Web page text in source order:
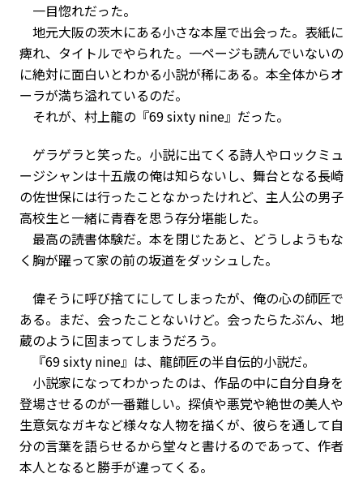
一目惚れだった。
地元大阪の茨木にある小さな本屋で出会った。表紙に
痺れ、タイトルでやられた。一ページも読んでいないの
に絶対に面白いとわかる小説が稀にある。本全体からオ
ーラが満ち溢れているのだ。
それが、村上龍の『69 sixty nine』だった。
ゲラゲラと笑った。小説に出てくる詩人やロックミュ
ージシャンは十五歳の俺は知らないし、舞台となる長崎
の佐世保には行ったことなかったけれど、主人公の男子
高校生と一緒に青春を思う存分堪能した。
最高の読書体験だ。本を閉じたあと、どうしようもな
く胸が躍って家の前の坂道をダッシュした。
偉そうに呼び捨てにしてしまったが、俺の心の師匠で
ある。まだ、会ったことないけど。会ったらたぶん、地
蔵のように固まってしまうだろう。
『69 sixty nine』は、龍師匠の半自伝的小説だ。
小説家になってわかったのは、作品の中に自分自身を
登場させるのが一番難しい。探偵や悪党や絶世の美人や
生意気なガキなど様々な人物を描くが、彼らを通して自
分の言葉を語らせるから堂々と書けるのであって、作者
本人となると勝手が違ってくる。